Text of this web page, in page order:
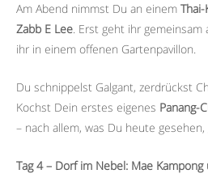
Am Abend nimmst Du an einem
Zabb E Lee. Erst geht ihr
ihr in einem offenen Gartenpavillon.
Du schnippelst Galgant, zerdrückst
Kochst Dein erstes eigenes Panang-
– nach allem, was Du heute
Tag 4 – Dorf im Nebel: Mae